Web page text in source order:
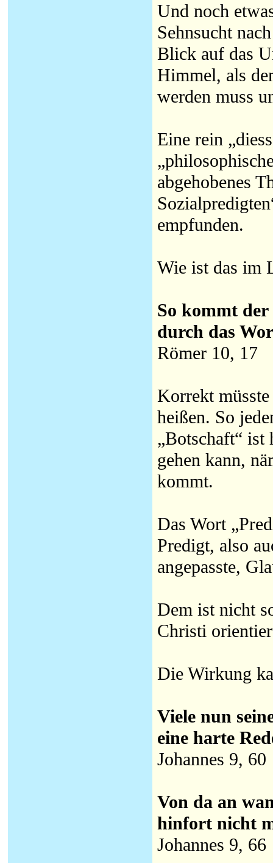
Und noch
Sehnsucht
Blick auf das
Himmel, als
werden muss
Eine rein
abgehobenes
empfunden.
Wie ist das im
So kommt der
durch das
Römer 10, 17
Korrekt
heißen. So
„Botschaft“ ist
gehen kann,
kommt.
Das Wort
Predigt, also
angepasste,
Dem ist nicht
Christi
Die Wirkung
Viele nun
eine harte
Johannes 9, 60
Von da an
hinfort nicht
Johannes 9, 66